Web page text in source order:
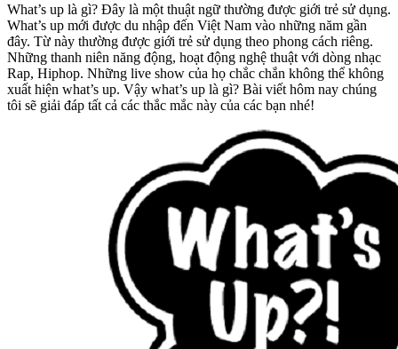
What’s up là gì? Đây là một thuật ngữ thường được giới trẻ sử dụng.
What’s up mới được du nhập đến Việt Nam vào những năm gần
đây. Từ này thường được giới trẻ sử dụng theo phong cách riêng.
Những thanh niên năng động, hoạt động nghệ thuật với dòng nhạc
Rap, Hiphop. Những live show của họ chắc chắn không thể không
xuất hiện what’s up. Vậy what’s up là gì? Bài viết hôm nay chúng
tôi sẽ giải đáp tất cả các thắc mắc này của các bạn nhé!